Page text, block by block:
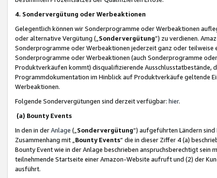
4. Sondervergütung oder Werbeaktionen
Gelegentlich können wir Sonderprogramme oder Werbeaktionen
oder alternative Vergütung („ Sondervergütung”) zu verdienen.
Sonderprogramme oder Werbeaktionen jederzeit ganz oder
Sonderprogramme oder Werbeaktionen (auch Sonderprogramme
Produktverkäufen kommt) disqualifizierende Ausschlusstatbestände,
Programmdokumentation im Hinblick auf Produktverkäufe geltende
Werbeaktionen.
Folgende Sondervergütungen sind derzeit verfügbar: hier.
(a) Bounty Events
In den in derAnlage („ Sondervergütung“) aufgeführten Ländern
Zusammenhang mit „ Bounty Events“ die in dieser Ziffer 4 (a)
Bounty Event wie in der Anlage beschrieben anspruchsberechtigt sein
teilnehmende Startseite einer Amazon-Website aufruft und (2) der
ausführt.